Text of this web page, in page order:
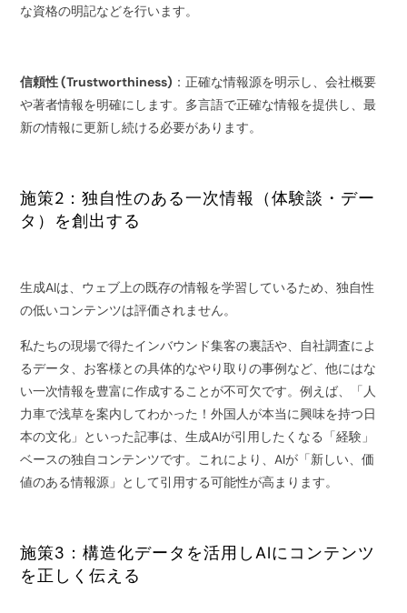
な資格の明記などを行います。
信頼性 (Trustworthiness) ：正確な情報源を明示し、会社概要
や著者情報を明確にします。多言語で正確な情報を提供し、最
新の情報に更新し続ける必要があります。
施策2：独自性のある一次情報（体験談・デー
タ）を創出する
生成AIは、ウェブ上の既存の情報を学習しているため、独自性
の低いコンテンツは評価されません。
私たちの現場で得たインバウンド集客の裏話や、自社調査によ
るデータ、お客様との具体的なやり取りの事例など、他にはな
い一次情報を豊富に作成することが不可欠です。例えば、「人
力車で浅草を案内してわかった！外国人が本当に興味を持つ日
本の文化」といった記事は、生成AIが引用したくなる「経験」
ベースの独自コンテンツです。これにより、AIが「新しい、価
値のある情報源」として引用する可能性が高まります。
施策3：構造化データを活用しAIにコンテンツ
を正しく伝える